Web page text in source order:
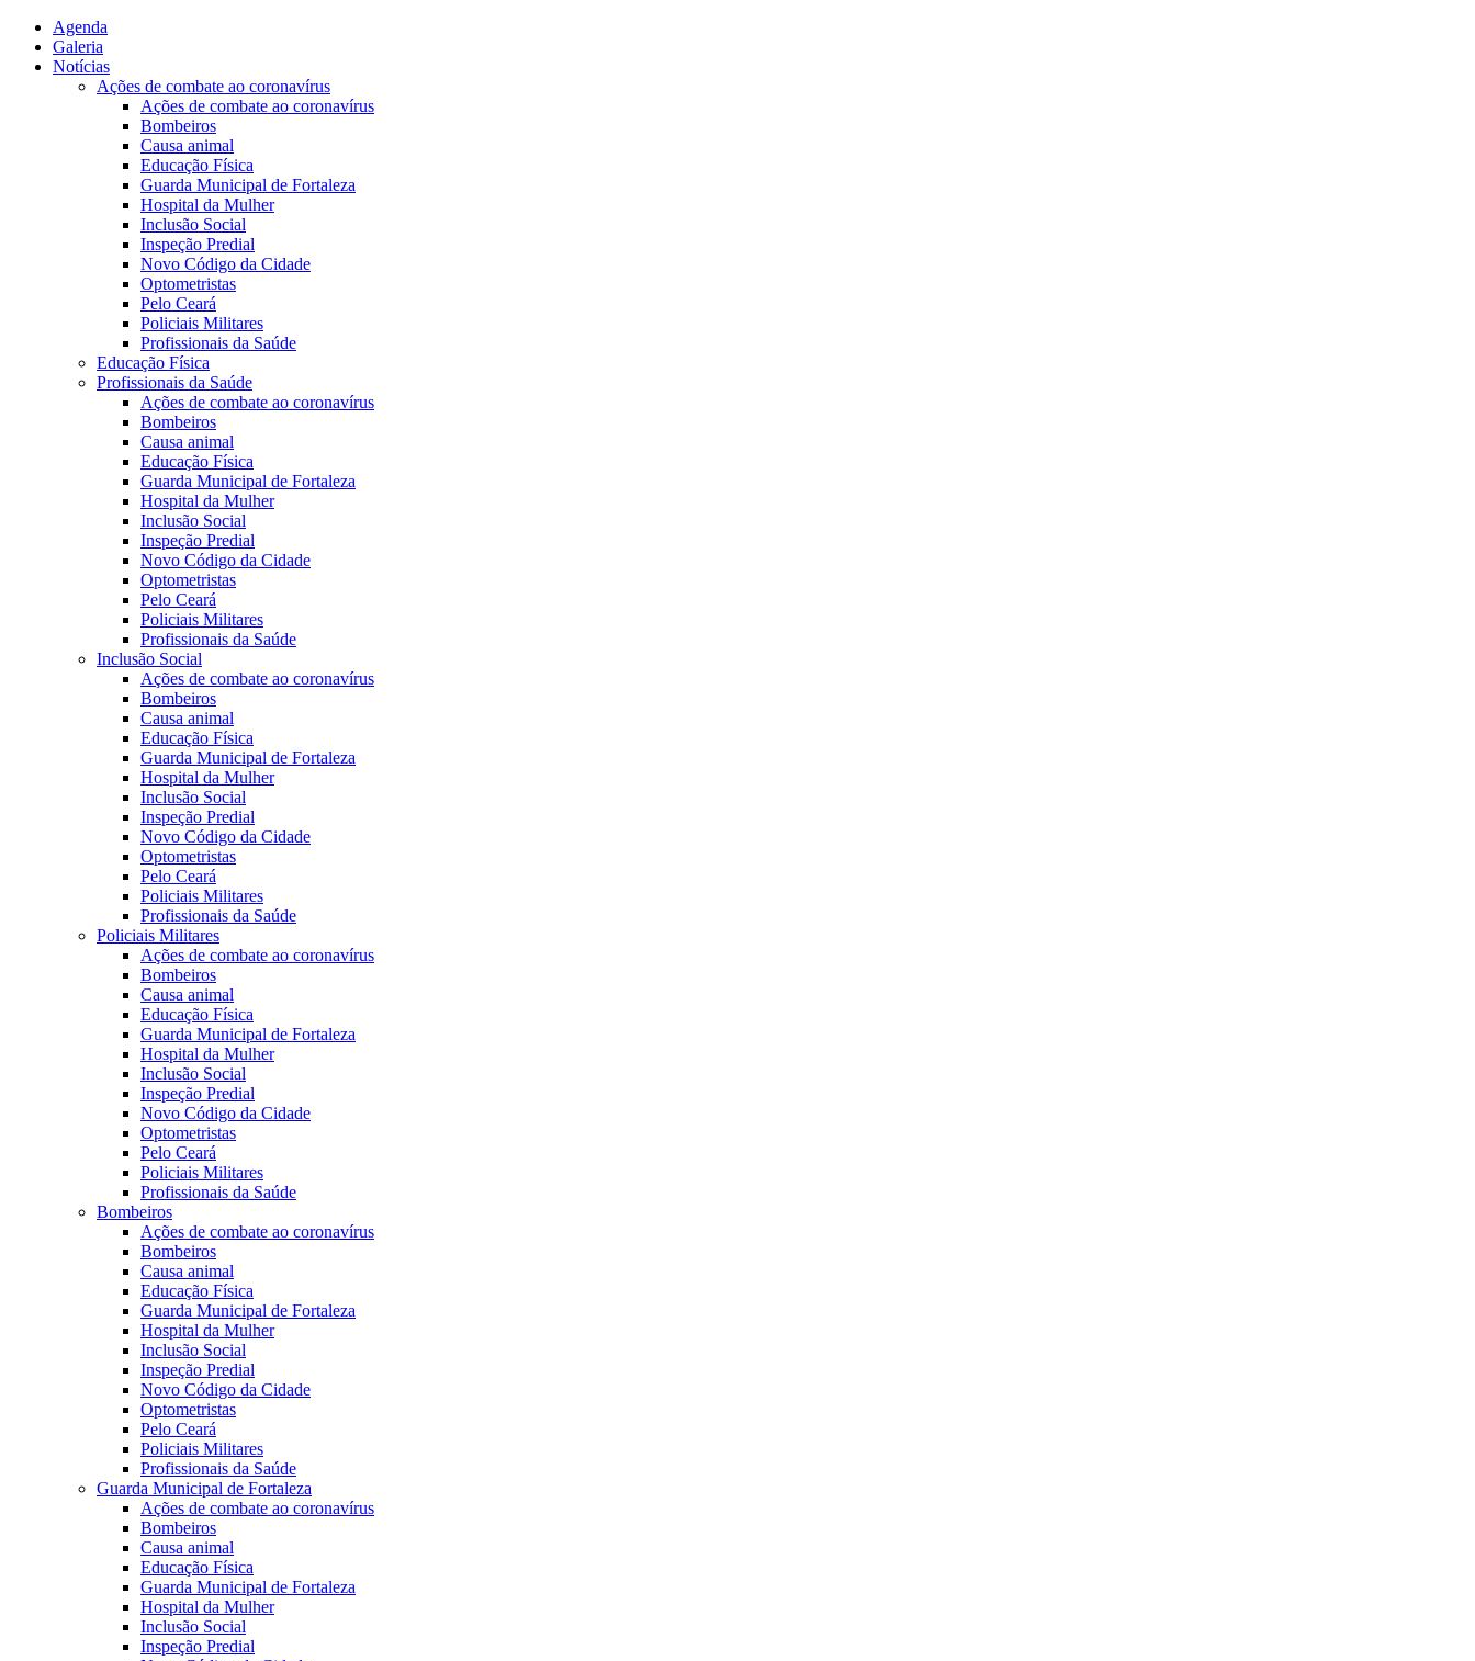
Agenda
Galeria
Notícias
Ações de combate ao coronavírus
Ações de combate ao coronavírus
Bombeiros
Causa animal
Educação Física
Guarda Municipal de Fortaleza
Hospital da Mulher
Inclusão Social
Inspeção Predial
Novo Código da Cidade
Optometristas
Pelo Ceará
Policiais Militares
Profissionais da Saúde
Educação Física
Profissionais da Saúde
Ações de combate ao coronavírus
Bombeiros
Causa animal
Educação Física
Guarda Municipal de Fortaleza
Hospital da Mulher
Inclusão Social
Inspeção Predial
Novo Código da Cidade
Optometristas
Pelo Ceará
Policiais Militares
Profissionais da Saúde
Inclusão Social
Ações de combate ao coronavírus
Bombeiros
Causa animal
Educação Física
Guarda Municipal de Fortaleza
Hospital da Mulher
Inclusão Social
Inspeção Predial
Novo Código da Cidade
Optometristas
Pelo Ceará
Policiais Militares
Profissionais da Saúde
Policiais Militares
Ações de combate ao coronavírus
Bombeiros
Causa animal
Educação Física
Guarda Municipal de Fortaleza
Hospital da Mulher
Inclusão Social
Inspeção Predial
Novo Código da Cidade
Optometristas
Pelo Ceará
Policiais Militares
Profissionais da Saúde
Bombeiros
Ações de combate ao coronavírus
Bombeiros
Causa animal
Educação Física
Guarda Municipal de Fortaleza
Hospital da Mulher
Inclusão Social
Inspeção Predial
Novo Código da Cidade
Optometristas
Pelo Ceará
Policiais Militares
Profissionais da Saúde
Guarda Municipal de Fortaleza
Ações de combate ao coronavírus
Bombeiros
Causa animal
Educação Física
Guarda Municipal de Fortaleza
Hospital da Mulher
Inclusão Social
Inspeção Predial